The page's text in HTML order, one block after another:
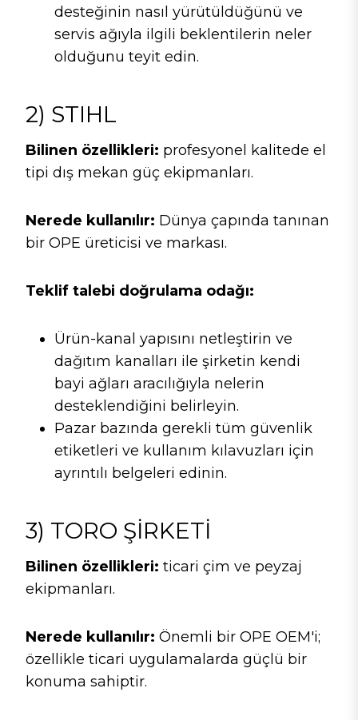
desteğinin nasıl yürütüldüğünü ve
servis ağıyla ilgili beklentilerin neler
olduğunu teyit edin.
2) STIHL
Bilinen özellikleri: profesyonel kalitede el
tipi dış mekan güç ekipmanları.
Nerede kullanılır: Dünya çapında tanınan
bir OPE üreticisi ve markası.
Teklif talebi doğrulama odağı:
Ürün-kanal yapısını netleştirin ve
dağıtım kanalları ile şirketin kendi
bayi ağları aracılığıyla nelerin
desteklendiğini belirleyin.
Pazar bazında gerekli tüm güvenlik
etiketleri ve kullanım kılavuzları için
ayrıntılı belgeleri edinin.
3) TORO ŞIRKETI
Bilinen özellikleri: ticari çim ve peyzaj
ekipmanları.
Nerede kullanılır: Önemli bir OPE OEM'i;
özellikle ticari uygulamalarda güçlü bir
konuma sahiptir.